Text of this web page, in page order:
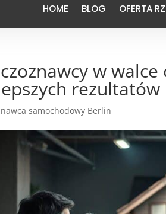
HOME BLOG OFERTA
w
rezultatów
samochodowy Berlin